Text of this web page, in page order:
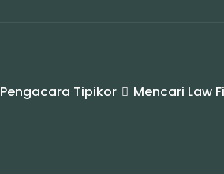
Pengacara Tipikor Mencari Law